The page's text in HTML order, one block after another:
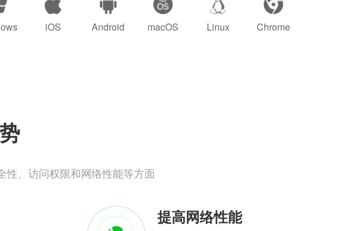
iOS Android macOS Linux Chrome
性、访问权限和网络性能等方面
提高网络性能